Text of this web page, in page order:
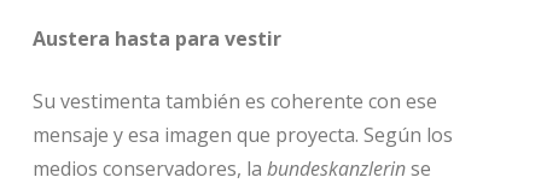
Austera hasta para vestir
Su vestimenta también es coherente con ese
mensaje y esa imagen que proyecta. Según los
medios conservadores, la bundeskanzlerinse